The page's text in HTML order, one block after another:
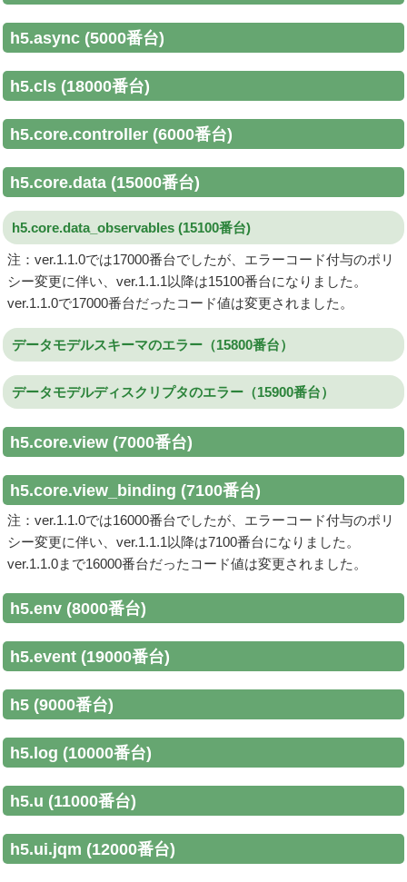
h5.async (5000番台)
h5.cls (18000番台)
h5.core.controller (6000番台)
h5.core.data (15000番台)
h5.core.data_observables (15100番台)
注：ver.1.1.0では17000番台でしたが、エラーコード付与のポリ
シー変更に伴い、ver.1.1.1以降は15100番台になりました。
ver.1.1.0で17000番台だったコード値は変更されました。
データモデルスキーマのエラー（15800番台）
データモデルディスクリプタのエラー（15900番台）
h5.core.view (7000番台)
h5.core.view_binding (7100番台)
注：ver.1.1.0では16000番台でしたが、エラーコード付与のポリ
シー変更に伴い、ver.1.1.1以降は7100番台になりました。
ver.1.1.0まで16000番台だったコード値は変更されました。
h5.env (8000番台)
h5.event (19000番台)
h5 (9000番台)
h5.log (10000番台)
h5.u (11000番台)
h5.ui.jqm (12000番台)